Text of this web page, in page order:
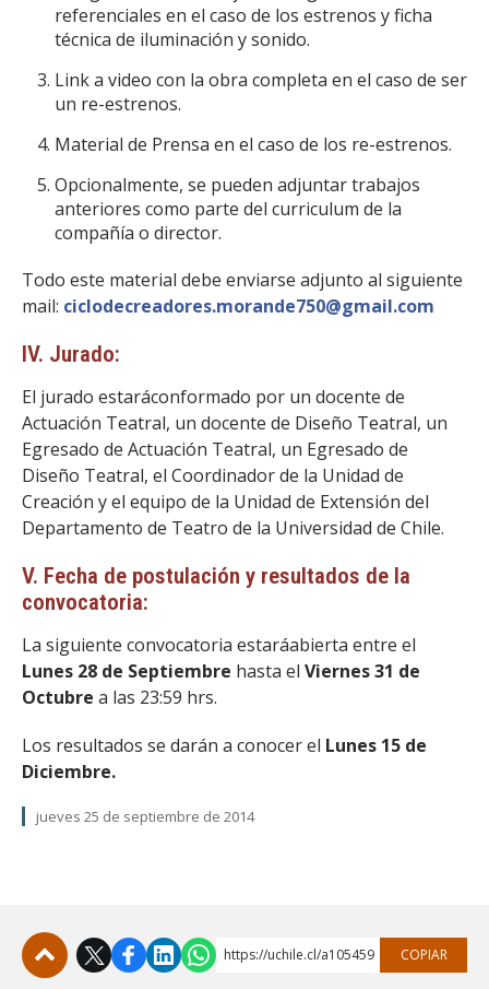
referenciales en el caso de los estrenos y ficha
técnica de iluminación y sonido.
Link a video con la obra completa en el caso de ser
un re-estrenos.
Material de Prensa en el caso de los re-estrenos.
Opcionalmente, se pueden adjuntar trabajos
anteriores como parte del curriculum de la
compañía o director.
Todo este material debe enviarse adjunto al siguiente
mail: ciclodecreadores.morande750@gmail.com
IV. Jurado:
El jurado estaráconformado por un docente de
Actuación Teatral, un docente de Diseño Teatral, un
Egresado de Actuación Teatral, un Egresado de
Diseño Teatral, el Coordinador de la Unidad de
Creación y el equipo de la Unidad de Extensión del
Departamento de Teatro de la Universidad de Chile.
V. Fecha de postulación y resultados de la
convocatoria:
La siguiente convocatoria estaráabierta entre el
Lunes 28 de Septiembre hasta el Viernes 31 de
Octubre a las 23:59 hrs.
Los resultados se darán a conocer el Lunes 15 de
Diciembre.
jueves 25 de septiembre de 2014
https://uchile.cl/a105459 COPIAR